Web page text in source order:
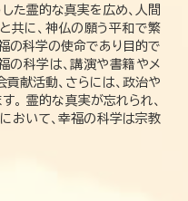
た霊的な真実を広め、人間
共に、神仏の願う平和で繁
の科学の使命であり目的で
の科学は、講演や書籍やメ
献活動、さらには、政治や
。 霊的な真実が忘れられ、
おいて、幸福の科学は宗教